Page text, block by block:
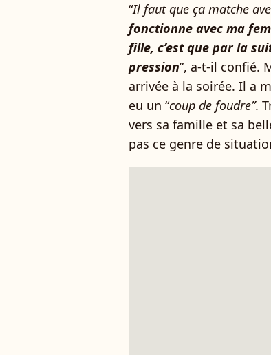
“Il faut que ça matche
fonctionne avec ma
fille, c’est que par la
pression”, a-t-il confié.
arrivée à la soirée. Il a
eu un “coup de foudre”.
vers sa famille et sa
pas ce genre de